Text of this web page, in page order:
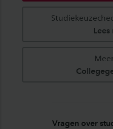
Lees
Vragen over